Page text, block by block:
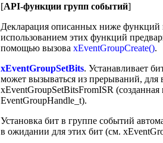
[API-функции групп событий]
Декларация описанных ниже функций
использованием этих функций
помощью вызова xEventGroupCreate().
xEventGroupSetBits. Устанавливает
может вызываться из прерываний, для
xEventGroupSetBitsFromISR (созданная
EventGroupHandle_t).
Установка бит в группе событий
в ожидании для этих бит (см.